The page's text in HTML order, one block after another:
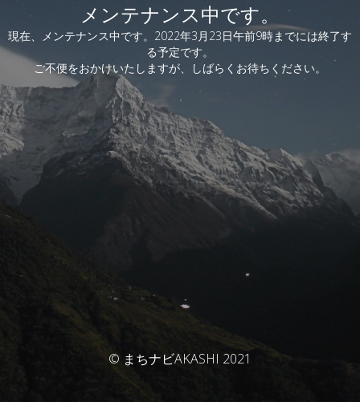
メンテナンス中です。
現在、メンテナンス中です。2022年3月23日午前9時までには終了す
る予定です。
ご不便をおかけいたしますが、しばらくお待ちください。
© まちナビAKASHI 2021